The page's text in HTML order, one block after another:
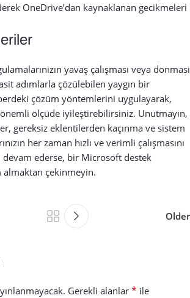
OneDrive’dan kaynaklanan gecikmeleri
yavaş çalışması veya donması
adımlarla çözülebilen yaygın bir
çözüm yöntemlerini uygulayarak,
ölçüde iyileştirebilirsiniz. Unutmayın,
gereksiz eklentilerden kaçınma ve sistem
her zaman hızlı ve verimli çalışmasını
devam ederse, bir Microsoft destek
almaktan çekinmeyin.
Older
Gerekli alanlar * ile